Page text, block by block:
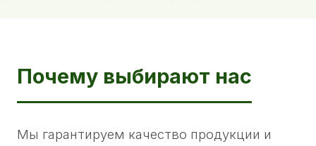
Почему выбирают нас
Мы гарантируем качество продукции и